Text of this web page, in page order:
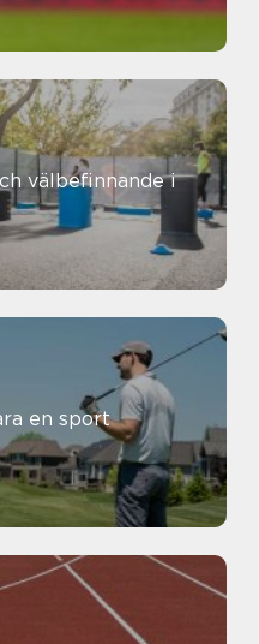
välbefinnande i
en sport